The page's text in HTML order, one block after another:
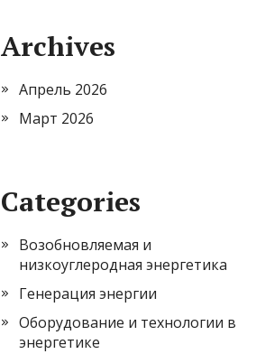
Archives
Апрель 2026
Март 2026
Categories
Возобновляемая и
низкоуглеродная энергетика
Генерация энергии
Оборудование и технологии в
энергетике